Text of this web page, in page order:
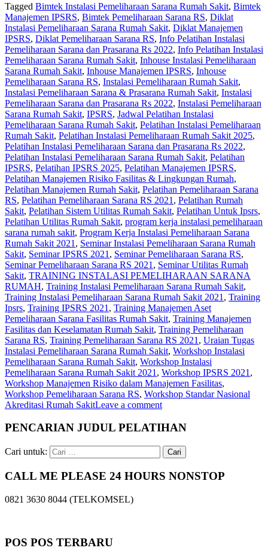
Tagged Bimtek Instalasi Pemeliharaan Sarana Rumah Sakit, Bimtek
Manajemen IPSRS, Bimtek Pemeliharaan Sarana RS, Diklat
Instalasi Pemeliharaan Sarana Rumah Sakit, Diklat Manajemen
IPSRS, Diklat Pemeliharaan Sarana RS, Info Pelatihan Instalasi
Pemeliharaan Sarana dan Prasarana Rs 2022, Info Pelatihan Instalasi
Pemeliharaan Sarana Rumah Sakit, Inhouse Instalasi Pemeliharaan
Sarana Rumah Sakit, Inhouse Manajemen IPSRS, Inhouse
Pemeliharaan Sarana RS, Instalasi Pemeliharaan Rumah Sakit,
Instalasi Pemeliharaan Sarana & Prasarana Rumah Sakit, Instalasi
Pemeliharaan Sarana dan Prasarana Rs 2022, Instalasi Pemeliharaan
Sarana Rumah Sakit, IPSRS, Jadwal Pelatihan Instalasi
Pemeliharaan Sarana Rumah Sakit, Pelatihan Instalasi Pemeliharaan
Rumah Sakit, Pelatihan Instalasi Pemeliharaan Rumah Sakit 2025,
Pelatihan Instalasi Pemeliharaan Sarana dan Prasarana Rs 2022,
Pelatihan Instalasi Pemeliharaan Sarana Rumah Sakit, Pelatihan
IPSRS, Pelatihan IPSRS 2025, Pelatihan Manajemen IPSRS,
Pelatihan Manajemen Risiko Fasilitas & Lingkungan Rumah,
Pelatihan Manajemen Rumah Sakit, Pelatihan Pemeliharaan Sarana
RS, Pelatihan Pemeliharaan Sarana RS 2021 , Pelatihan Rumah
Sakit‎, Pelatihan Sistem Utilitas Rumah Sakit, Pelatihan Untuk Ipsrs,
Pelatihan Utilitas Rumah Sakit, program kerja instalasi pemeliharaan
sarana rumah sakit, Program Kerja Instalasi Pemeliharaan Sarana
Rumah Sakit 2021 , Seminar Instalasi Pemeliharaan Sarana Rumah
Sakit, Seminar IPSRS 2021 , Seminar Pemeliharaan Sarana RS,
Seminar Pemeliharaan Sarana RS 2021 , Seminar Utilitas Rumah
Sakit, TRAINING INSTALASI PEMELIHARAAN SARANA
RUMAH, Training Instalasi Pemeliharaan Sarana Rumah Sakit,
Training Instalasi Pemeliharaan Sarana Rumah Sakit 2021 , Training
Ipsrs, Training IPSRS 2021 , Training Manajemen Aset
Pemeliharaan Sarana Fasilitas Rumah Sakit, Training Manajemen
Fasilitas dan Keselamatan Rumah Sakit, Training Pemeliharaan
Sarana RS, Training Pemeliharaan Sarana RS 2021 , Uraian Tugas
Instalasi Pemeliharaan Sarana Rumah Sakit, Workshop Instalasi
Pemeliharaan Sarana Rumah Sakit, Workshop Instalasi
Pemeliharaan Sarana Rumah Sakit 2021 , Workshop IPSRS 2021 ,
Workshop Manajemen Risiko dalam Manajemen Fasilitas,
Workshop Pemeliharaan Sarana RS, Workshop Standar Nasional
Akreditasi Rumah SakitLeave a comment
PENCARIAN JUDUL PELATIHAN
Cari untuk:
CALL ME PLEASE 24 HOURS NONSTOP
0821 3630 8044 (TELKOMSEL)
POS POS TERBARU